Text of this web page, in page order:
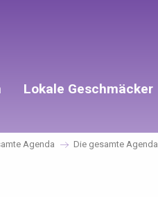
Lokale Geschmäcker
Agenda Die gesamte Agenda